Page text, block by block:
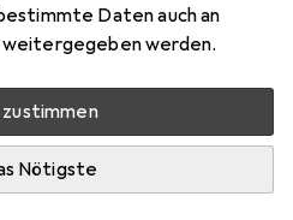
Daten auch an
werden.
Nötigste